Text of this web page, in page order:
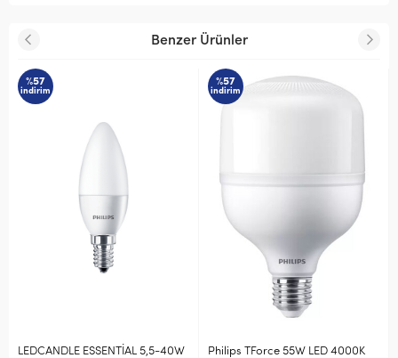
Benzer Ürünler
ESSENTİAL 5,5-40W
Philips TForce 55W LED 4000K
ACK 7W